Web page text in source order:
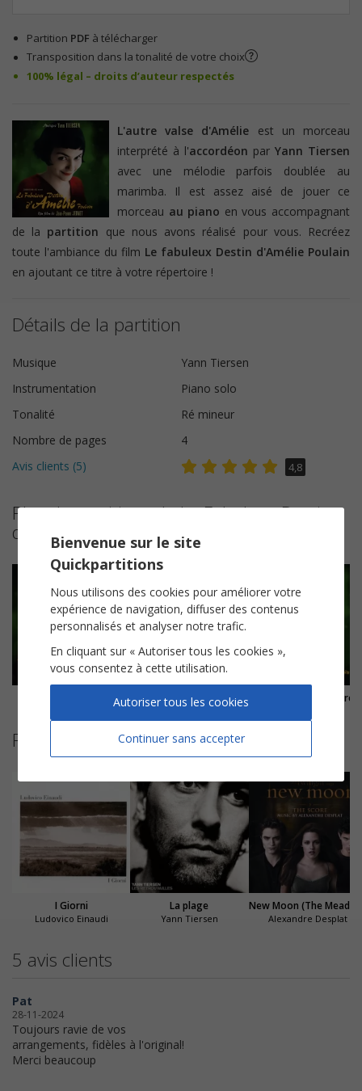
Partition PDF à télécharger
Transposition dans la tonalité de votre choix
100% légal – droits d’auteur respectés
L'autre valse d'Amélie est un morceau
interprété à l'accordéon par Yann Tiersen
avec une mélodie parfois doublée au
marimba. Il est assez aisé de jouer ce
morceau au piano en vous accompagnant
de la partition que nous avons réalisé pour vous. Recréez
toute l'ambiance du film Le fabuleux Destin d'Amélie Poulain
en ajoutant ce titre à votre répertoire !
Détails de la partition
Musique
Yann Tiersen
Instrumentation
Piano solo
Tonalité
Ré mineur
Nombre de pages
4
Avis clients (5) 4,8
Plus de partitions de Le Fabuleux Destin
d'Amélie Poulain
Comptine d'un autre été : l'après-midi La valse des monstres
Partitions suggérées
I Giorni
Ludovico Einaudi
La plage
Yann Tiersen Alexandre Desplat
5 avis clients
Pat
28-11-2024
Toujours ravie de vos
arrangements, fidèles à l'original!
Merci beaucoup
Bienvenue sur le site
Quickpartitions
Nous utilisons des cookies pour améliorer votre
expérience de navigation, diffuser des contenus
personnalisés et analyser notre trafic.
En cliquant sur « Autoriser tous les cookies »,
vous consentez à cette utilisation.
Continuer sans accepter
Autoriser tous les cookies